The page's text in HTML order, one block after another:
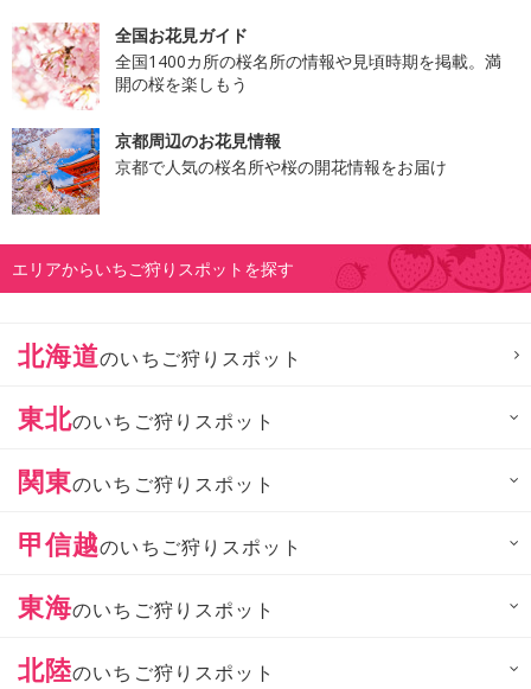
全国お花見ガイド
全国1400カ所の桜名所の情報や見頃時期を掲載。満
開の桜を楽しもう
京都周辺のお花見情報
京都で人気の桜名所や桜の開花情報をお届け
エリアからいちご狩りスポットを探す
北海道のいちご狩りスポット
東北のいちご狩りスポット
関東のいちご狩りスポット
甲信越のいちご狩りスポット
東海のいちご狩りスポット
北陸のいちご狩りスポット